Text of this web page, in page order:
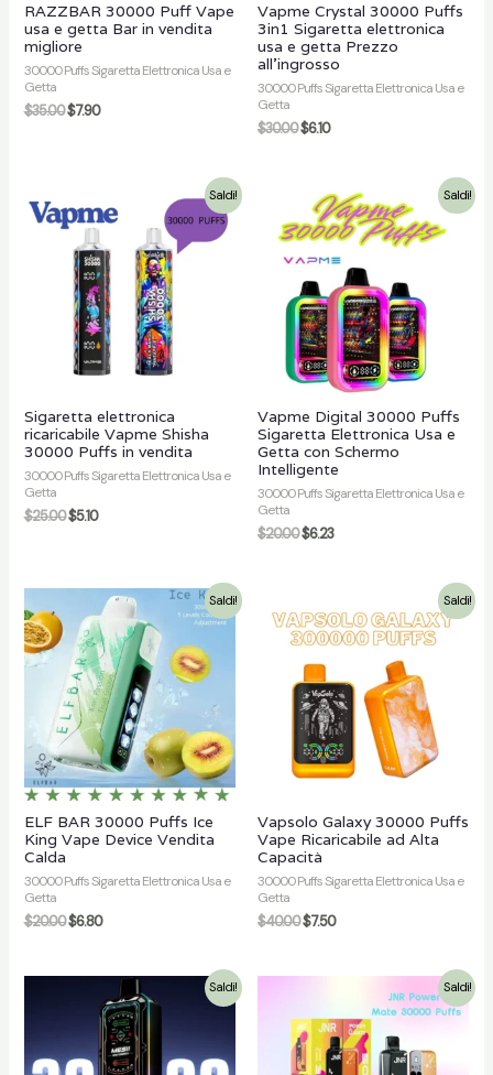
RAZZBAR 30000 Puff Vape
usa e getta Bar in vendita
migliore
30000 Puffs Sigaretta Elettronica Usa e
Getta
$35.00$7.90
Vapme Crystal 30000 Puffs
3in1 Sigaretta elettronica
usa e getta Prezzo
all'ingrosso
30000 Puffs Sigaretta Elettronica Usa e
Getta
$30.00$6.10
Saldi!
Sigaretta elettronica
ricaricabile Vapme Shisha
30000 Puffs in vendita
30000 Puffs Sigaretta Elettronica Usa e
Getta
$25.00$5.10
Saldi!
Vapme Digital 30000 Puffs
Sigaretta Elettronica Usa e
Getta con Schermo
Intelligente
30000 Puffs Sigaretta Elettronica Usa e
Getta
$20.00$6.23
Saldi!
ELF BAR 30000 Puffs Ice
King Vape Device Vendita
Calda
30000 Puffs Sigaretta Elettronica Usa e
Getta
$20.00$6.80
Saldi!
Vapsolo Galaxy 30000 Puffs
Vape Ricaricabile ad Alta
Capacità
30000 Puffs Sigaretta Elettronica Usa e
Getta
$40.00$7.50
Saldi! Saldi!